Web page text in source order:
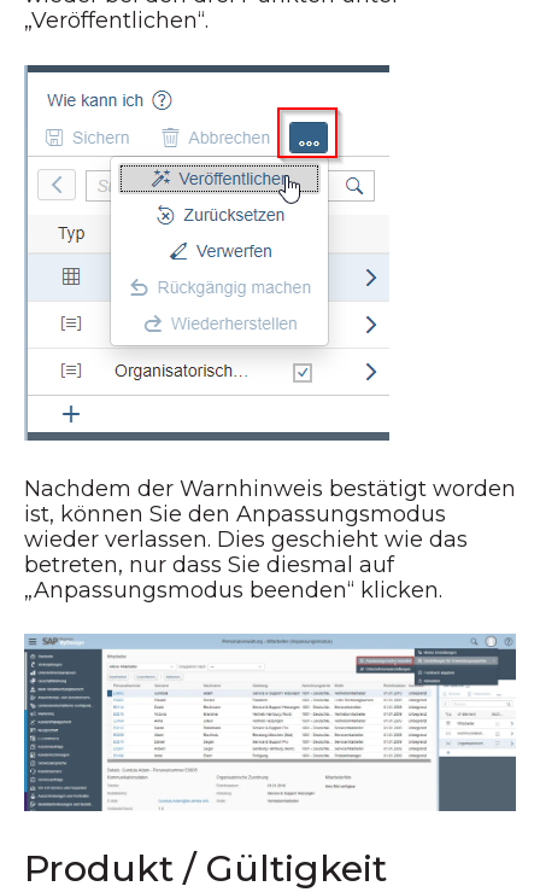
„Veröffentlichen“.
Nachdem der Warnhinweis bestätigt worden
ist, können Sie den Anpassungsmodus
wieder verlassen. Dies geschieht wie das
betreten, nur dass Sie diesmal auf
„Anpassungsmodus beenden“ klicken.
Produkt / Gültigkeit